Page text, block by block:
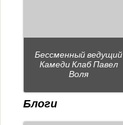
Бессменный ведущий
Камеди Клаб Павел
Воля
Блоги